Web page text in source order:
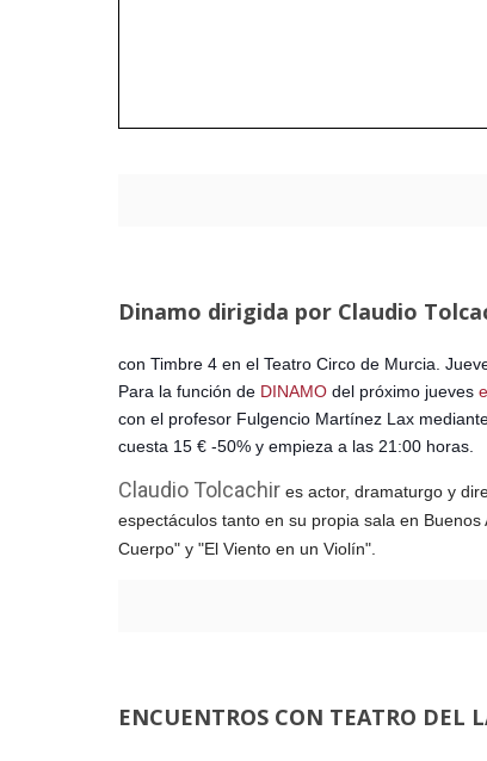
Dinamo dirigida por Claudio
con Timbre 4 en el Teatro Circo de Murcia.
Para la función de DINAMO del próximo jueves
con el profesor Fulgencio Martínez Lax
cuesta 15 € -50% y empieza a las 21:00 horas.
Claudio Tolcachir es actor, dramaturgo y
espectáculos tanto en su propia sala en
Cuerpo" y "El Viento en un Violín".
ENCUENTROS CON TEATRO DEL